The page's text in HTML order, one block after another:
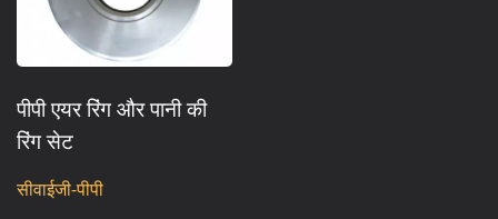
पीपी एयर रिंग और पानी की
रिंग सेट
सीवाईजी-पीपी